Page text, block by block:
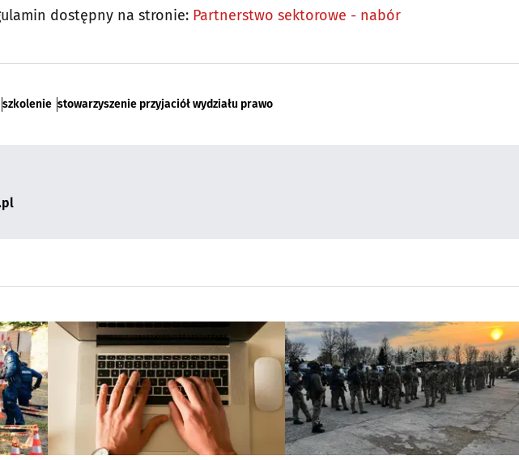
dostępny na stronie: Partnerstwo sektorowe - nabór
szkolenie stowarzyszenie przyjaciół wydziału prawo